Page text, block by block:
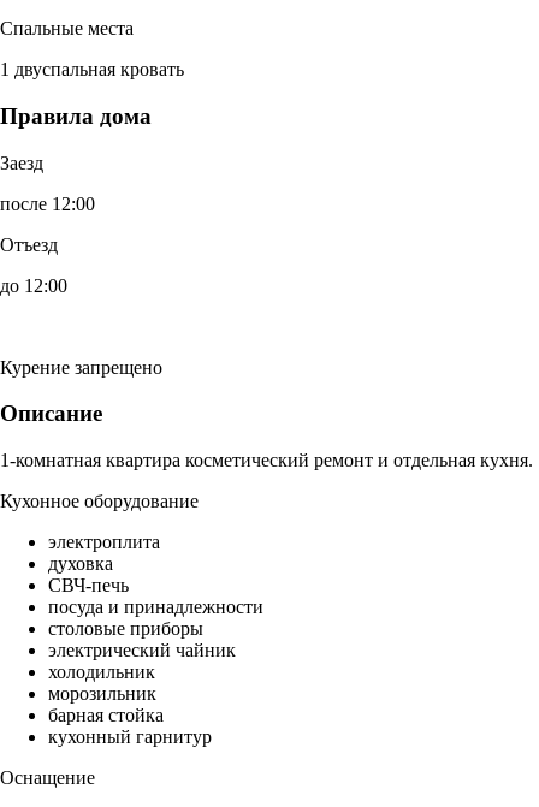
Спальные места
1 двуспальная кровать
Правила дома
Заезд
после 12:00
Отъезд
до 12:00
Курение запрещено
Описание
1-комнатная квартира косметический ремонт и отдельная кухня.
Кухонное оборудование
электроплита
духовка
СВЧ-печь
посуда и принадлежности
столовые приборы
электрический чайник
холодильник
морозильник
барная стойка
кухонный гарнитур
Оснащение